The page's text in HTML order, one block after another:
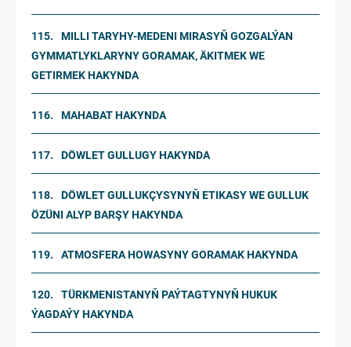
MILLI TARYHY-MEDENI MIRASYŇ GOZGALÝAN
GYMMATLYKLARYNY GORAMAK, ÄKITMEK WE
GETIRMEK HAKYNDA
MAHABAT HAKYNDA
DÖWLET GULLUGY HAKYNDA
DÖWLET GULLUKÇYSYNYŇ ETIKASY WE GULLUK
ÖZÜNI ALYP BARŞY HAKYNDA
ATMOSFERA HOWASYNY GORAMAK HAKYNDA
TÜRKMENISTANYŇ PAÝTAGTYNYŇ HUKUK
ÝAGDAÝY HAKYNDA